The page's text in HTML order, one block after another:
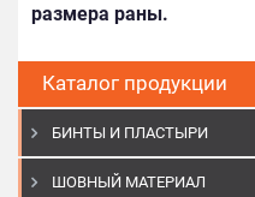
Каталог продукции
БИНТЫ И ПЛАСТЫРИ
ШОВНЫЙ МАТЕРИАЛ
размера раны.